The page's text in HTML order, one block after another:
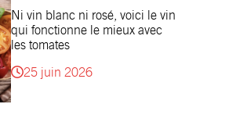
Ni vin blanc ni rosé, voici le vin
qui fonctionne le mieux avec
les tomates
25 juin 2026